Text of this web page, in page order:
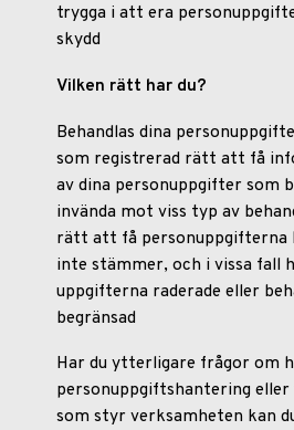
trygga i att era
skydd
Vilken rätt har du?
Behandlas dina
som registrerad rätt att få
av dina personuppgifter som
invända mot viss typ av
rätt att få personuppgifterna
inte stämmer, och i vissa fall
uppgifterna raderade eller
begränsad
Har du ytterligare frågor om
personuppgiftshantering
som styr verksamheten kan